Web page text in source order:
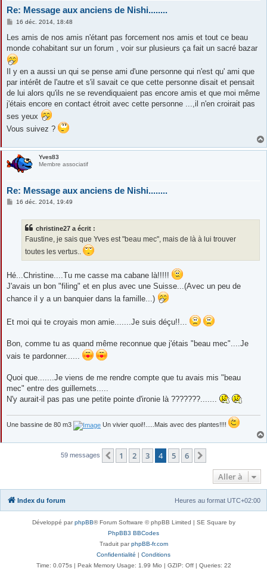
Re: Message aux anciens de Nishi........
M
s
a
g
e
16 déc. 2014, 18:48
Les amis de nos amis n'étant pas forcement nos amis et tout ce beau
monde cohabitant sur un forum , voir sur plusieurs ça fait un sacré bazar
Il y en a aussi un qui se pense ami d'une personne qui n'est qu' ami que
par intérêt de l'autre et s'il savait ce que cette personne disait et pensait
de lui alors qu'ils ne se revendiquaient pas encore amis et que moi même
j'étais encore en contact étroit avec cette personne ...,il n'en croirait pas
ses yeux
Vous suivez ?
Yves83
Membre associatif
Re: Message aux anciens de Nishi........
M16 déc. 2014, 19:49
christine27 a écrit :
Faustine, je sais que Yves est "beau mec", mais de là à lui trouver
toutes les vertus..
Hé...Christine....Tu me casse ma cabane là!!!!!
J'avais un bon "filing" et en plus avec une Suisse...(Avec un peu de
chance il y a un banquier dans la famille...)
Et moi qui te croyais mon amie.......Je suis déçu!!...
Bon, comme tu as quand même reconnue que j'étais "beau mec"....Je
vais te pardonner......
Quoi que.......Je viens de me rendre compte que tu avais mis "beau
mec" entre des guillemets.....
N'y aurait-il pas pas une petite pointe d'ironie là ???????.......
Une bassine de 80 m3 Un vivier quoi!!.....Mais avec des plantes!!!!
59 messages Précédente
1 2 3 4 5 6
Aller à
Index du forum Heures au format UTC+02:00
Développé parphpBB® Forum Software © phpBB Limited | SE Square by
PhpBB3 BBCodes
Traduit parphpBB-fr.com
Confidentialité | Conditions
Time: 0.075s| Peak Memory Usage: 1.99 Mio | GZIP: Off | Queries: 22